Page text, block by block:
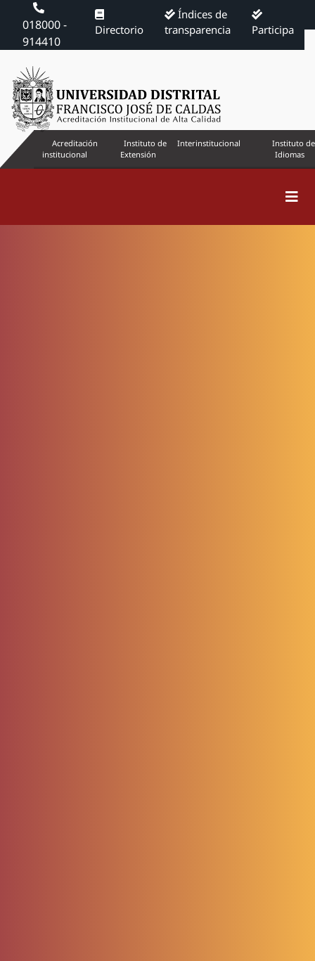
018000 -
914410
Directorio
Índices de
transparencia
Participa
Acreditación
institucional
Instituto de
Extensión
Interinstitucional
Instituto de
Idiomas